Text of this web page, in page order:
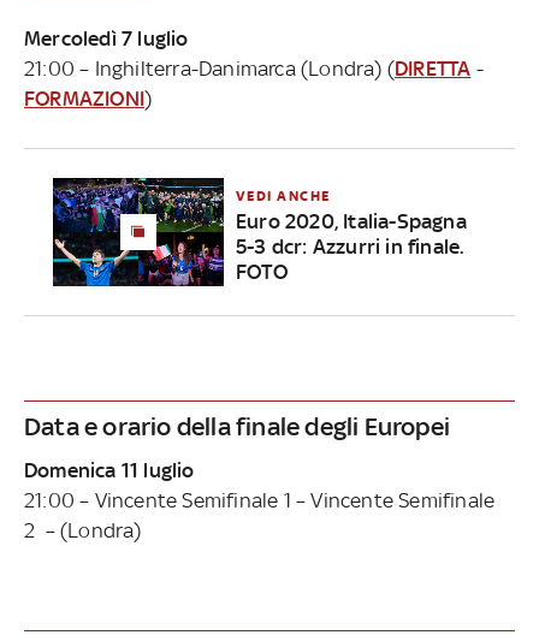
Mercoledì 7 luglio
21:00 – Inghilterra-Danimarca (Londra) (DIRETTA -
FORMAZIONI)
VEDI ANCHE
Euro 2020, Italia-Spagna
5-3 dcr: Azzurri in finale.
FOTO
Data e orario della finale degli Europei
Domenica 11 luglio
21:00 – Vincente Semifinale 1 – Vincente Semifinale
2 – (Londra)